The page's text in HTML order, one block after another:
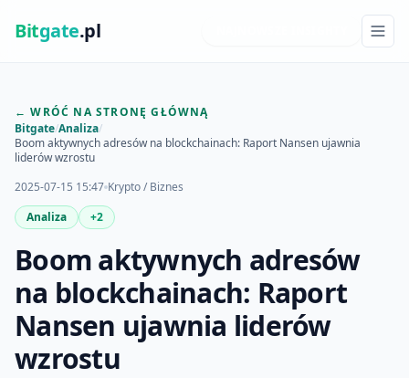
Bitgate.pl
← WRÓĆ NA STRONĘ GŁÓWNĄ
Bitgate/Analiza/
Boom aktywnych adresów na blockchainach: Raport Nansen ujawnia
liderów wzrostu
2025-07-15 15:47 Krypto / Biznes
Analiza
+2
Boom aktywnych adresów
na blockchainach: Raport
Nansen ujawnia liderów
wzrostu